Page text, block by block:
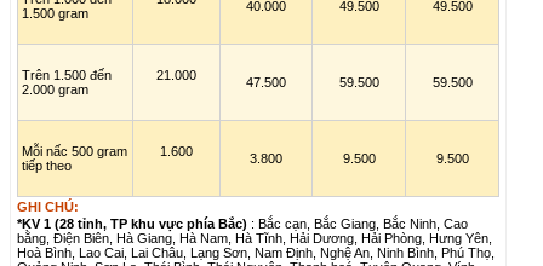
1.500 gram
40.000 49.500 49.500
Trên 1.500 đến
2.000 gram
21.000 47.500 59.500 59.500
Mỗi nấc 500 gram
tiếp theo
1.600 3.800 9.500 9.500
GHI CHÚ:
*KV 1 (28 tỉnh, TP khu vực phía Bắc) : Bắc cạn, Bắc Giang, Bắc Ninh, Cao
bằng, Điện Biên, Hà Giang, Hà Nam, Hà Tĩnh, Hải Dương, Hải Phòng, Hưng Yên,
Hoà Bình, Lao Cai, Lai Châu, Lạng Sơn, Nam Định, Nghệ An, Ninh Bình, Phú Thọ,